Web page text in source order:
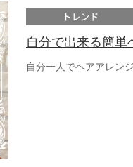
トレンド
自分で出来る簡単
自分一人でヘアアレン